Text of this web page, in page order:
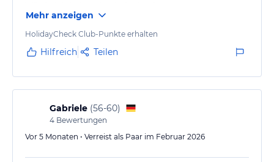
Mehr anzeigen
HolidayCheck Club-Punkte erhalten
Hilfreich Teilen
Gabriele (56-60)
4 Bewertungen
Vor 5 Monaten • Verreist als Paar im Februar 2026